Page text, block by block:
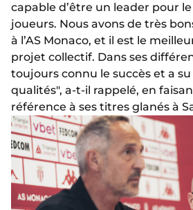
capable d’être un leader pour
joueurs. Nous avons de très
à l’AS Monaco, et il est le
projet collectif. Dans ses
toujours connu le succès et a
qualités", a-t-il rappelé, en
référence à ses titres glanés à